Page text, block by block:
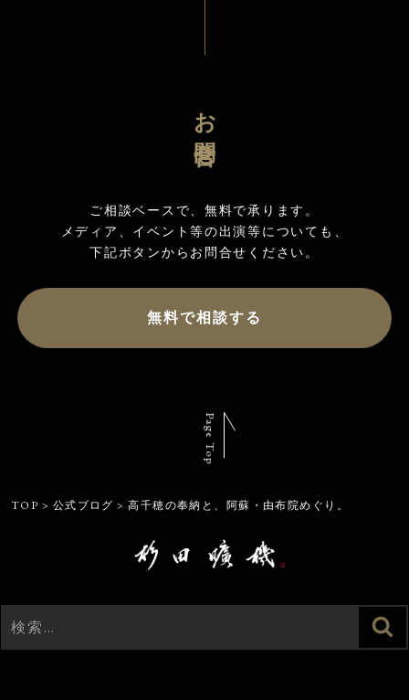
お問合せ
ご相談ベースで、無料で承ります。
メディア、イベント等の出演等についても、
無料で相談する
Page Top
TOP > 公式ブログ >高千穂の奉納と、阿蘇・由布院めぐり。
検
索: